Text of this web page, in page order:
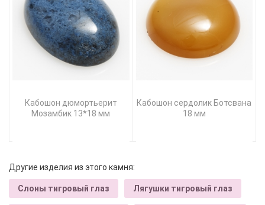
Кабошон дюмортьерит
Мозамбик 13*18 мм
Кабошон сердолик Ботсвана
18 мм
Другие изделия из этого камня:
Слоны тигровый глаз Лягушки тигровый глаз